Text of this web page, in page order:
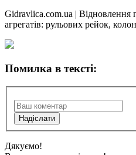
Gidravlica.com.ua | Відновлення
агрегатів: рульових рейок,
Помилка в тексті:
Дякуємо!